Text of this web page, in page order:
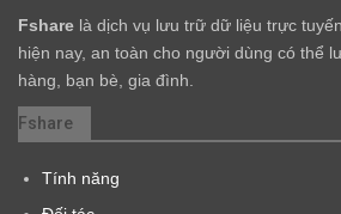
Fshare là dịch vụ lưu trữ dữ liệu trực
hiện nay, an toàn cho người dùng có thể
hàng, bạn bè, gia đình.
Fshare
Tính năng